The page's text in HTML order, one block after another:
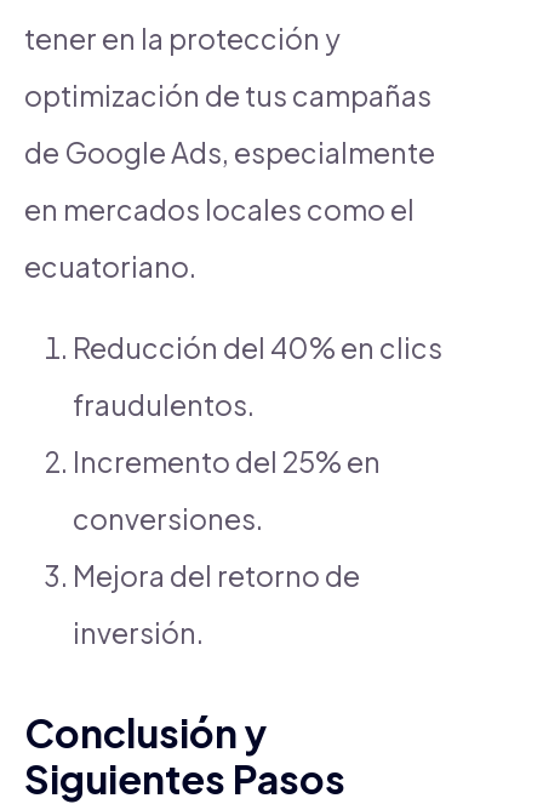
tener en la protección y
optimización de tus campañas
de Google Ads, especialmente
en mercados locales como el
ecuatoriano.
Reducción del 40% en clics
fraudulentos.
Incremento del 25% en
conversiones.
Mejora del retorno de
inversión.
Conclusión y
Siguientes Pasos